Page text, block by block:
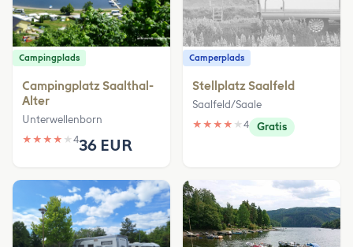
Campingplads
Campingplatz Saalthal-
Alter
Unterwellenborn
★ ★ ★ ★ ★ 436 EUR
Camperplads
Stellplatz Saalfeld
Saalfeld/Saale
★ ★ ★ ★ ★ 4 Gratis